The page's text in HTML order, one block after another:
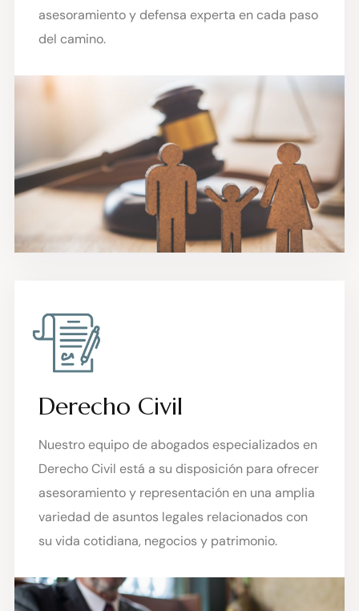
asesoramiento y defensa experta en cada paso
del camino.
Derecho Civil
Nuestro equipo de abogados especializados en
Derecho Civil está a su disposición para ofrecer
asesoramiento y representación en una amplia
variedad de asuntos legales relacionados con
su vida cotidiana, negocios y patrimonio.